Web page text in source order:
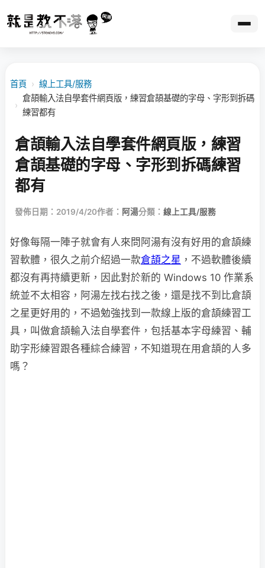
首頁 › 線上工具/服務
›
倉頡輸入法自學套件網頁版，練習倉頡基礎的字母、字形到拆碼
練習都有
倉頡輸入法自學套件網頁版，練習
倉頡基礎的字母、字形到拆碼練習
都有
發佈日期：2019/4/20作者： 阿湯分類： 線上工具/服務
好像每隔一陣子就會有人來問阿湯有沒有好用的倉頡練
習軟體，很久之前介紹過一款倉頡之星 ，不過軟體後續
都沒有再持續更新，因此對於新的 Windows 10 作業系
統並不太相容，阿湯左找右找之後，還是找不到比倉頡
之星更好用的，不過勉強找到一款線上版的倉頡練習工
具，叫做倉頡輸入法自學套件，包括基本字母練習、輔
助字形練習跟各種綜合練習，不知道現在用倉頡的人多
嗎？